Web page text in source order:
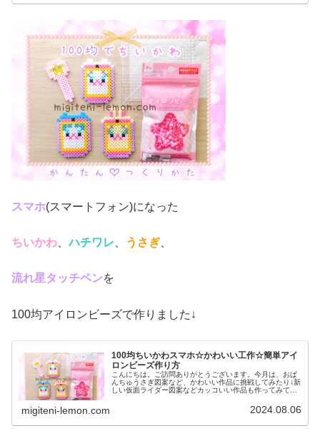
スマホ(スマートフォン)になった
ちいかわ 、ハチワレ うさぎ
流れ星タッチペンを
100均アイロンビーズで作りました↓
100均ちいかわスマホ☆かわいい工作☆簡単アイ
ロンビーズ作り方
こんにちは。ご訪問ありがとうございます。今月は、おぱ
んちゅうさぎ図案など、かわいい作品に挑戦してみたり↓新
しい仮面ライダー図案などカッコいい作品も作ってみてい
migiteni-lemon.com 2024.08.06